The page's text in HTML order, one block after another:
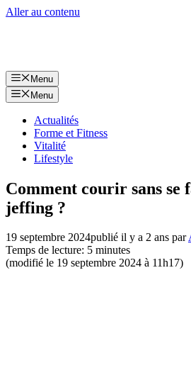
Aller au contenu
Menu
Menu
Actualités
Forme et Fitness
Vitalité
Lifestyle
Comment courir sans se
jeffing ?
19 septembre 2024publié il y a 2 ans par
Temps de lecture: 5 minutes
(modifié le 19 septembre 2024 à 11h17)